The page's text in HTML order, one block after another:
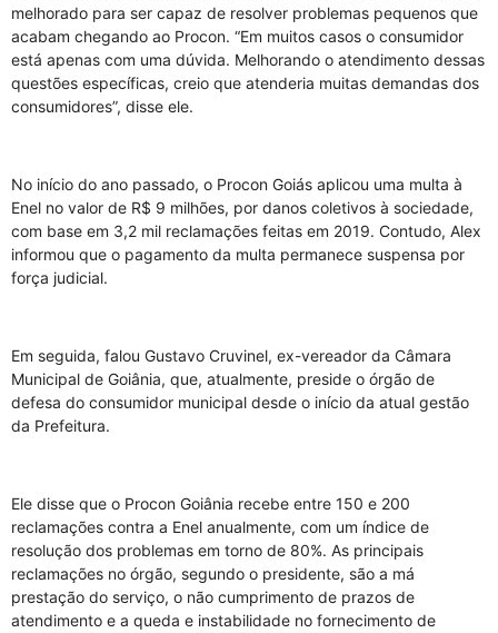
melhorado para ser capaz de resolver problemas pequenos que
acabam chegando ao Procon. “Em muitos casos o consumidor
está apenas com uma dúvida. Melhorando o atendimento dessas
questões específicas, creio que atenderia muitas demandas dos
consumidores”, disse ele.
No início do ano passado, o Procon Goiás aplicou uma multa à
Enel no valor de R$ 9 milhões, por danos coletivos à sociedade,
com base em 3,2 mil reclamações feitas em 2019. Contudo, Alex
informou que o pagamento da multa permanece suspensa por
força judicial.
Em seguida, falou Gustavo Cruvinel, ex-vereador da Câmara
Municipal de Goiânia, que, atualmente, preside o órgão de
defesa do consumidor municipal desde o início da atual gestão
da Prefeitura.
Ele disse que o Procon Goiânia recebe entre 150 e 200
reclamações contra a Enel anualmente, com um índice de
resolução dos problemas em torno de 80%. As principais
reclamações no órgão, segundo o presidente, são a má
prestação do serviço, o não cumprimento de prazos de
atendimento e a queda e instabilidade no fornecimento de